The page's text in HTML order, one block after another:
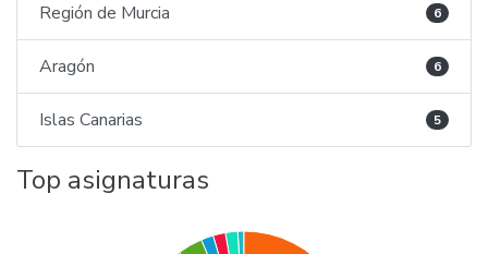
Región de Murcia 6
Aragón 6
Islas Canarias 5
Top asignaturas